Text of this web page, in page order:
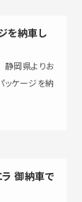
を納車し
御納車で